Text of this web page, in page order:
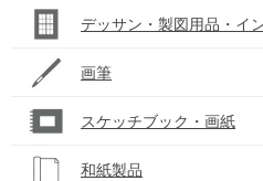
デッサン・製図用品・イ
画筆
スケッチブック・画紙
和紙製品